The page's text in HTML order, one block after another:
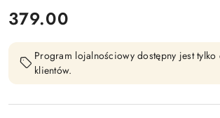
cena:
379.00
Program lojalnościowy dostępny jest
klientów.